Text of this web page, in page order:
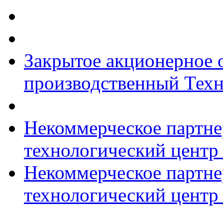
Закрытое
производственный
Некоммерческое
технологический
Некоммерческое
технологический